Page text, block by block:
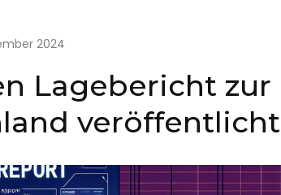
2024
Lagebericht zur
veröffentlicht